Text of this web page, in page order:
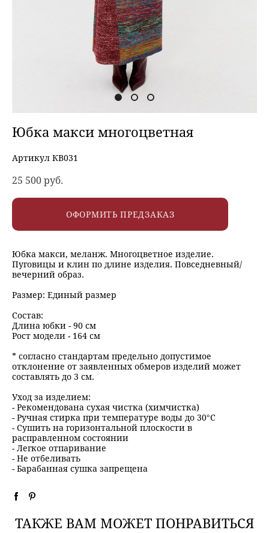
Юбка макси многоцветная
Артикул КВ031
25 500 pуб.
ОФОРМИТЬ ПРЕДЗАКАЗ
Юбка макси, меланж. Многоцветное изделие.
Пуговицы и клин по длине изделия. Повседневный/
вечерний образ.
Размер: Единый размер
Состав:
Длина юбки - 90 см
Рост модели - 164 см
* согласно стандартам предельно допустимое
отклонение от заявленных обмеров изделий может
составлять до 3 см.
Уход за изделием:
- Рекомендована сухая чистка (химчистка)
- Ручная стирка при температуре воды до 30°C
- Сушить на горизонтальной плоскости в
расправленном состоянии
- Легкое отпаривание
- Не отбеливать
- Барабанная сушка запрещена
ТАКЖЕ ВАМ МОЖЕТ ПОНРАВИТЬСЯ